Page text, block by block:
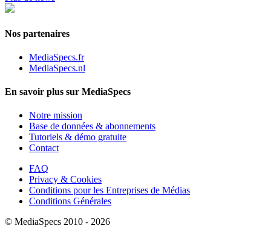
Nos partenaires
MediaSpecs.fr
MediaSpecs.nl
En savoir plus sur MediaSpecs
Notre mission
Base de données & abonnements
Tutoriels & démo gratuite
Contact
FAQ
Privacy & Cookies
Conditions pour les Entreprises de Médias
Conditions Générales
© MediaSpecs 2010 - 2026